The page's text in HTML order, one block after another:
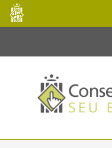
Salta al contingut principal
Consell
de
Mallorca